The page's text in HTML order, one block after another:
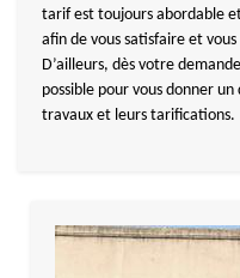
tarif est toujours abordable
afin de vous satisfaire et
D’ailleurs, dès votre
possible pour vous donner
travaux et leurs tarifications.